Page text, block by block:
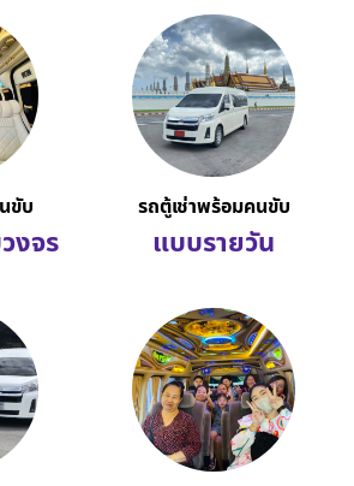
ขับ
งจร
รถตู้เช่าพร้อมคนขับ
แบบรายวัน